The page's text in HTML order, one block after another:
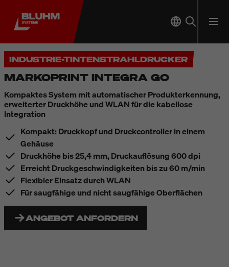
INDUSTRIE-TINTENSTRAHLDRUCKER
MARKOPRINT INTEGRA GO
Kompaktes System mit automatischer Produkterkennung,
erweiterter Druckhöhe und WLAN für die kabellose
Integration
Kompakt: Druckkopf und Druckcontroller in einem
Gehäuse
Druckhöhe bis 25,4 mm, Druckauflösung 600 dpi
Erreicht Druckgeschwindigkeiten bis zu 60 m/min
Flexibler Einsatz durch WLAN
Für saugfähige und nicht saugfähige Oberflächen
ANGEBOT ANFORDERN